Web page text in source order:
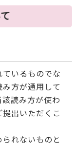
いるものでな
方が通用して
読み方が使わ
出いただくこ
れないものと